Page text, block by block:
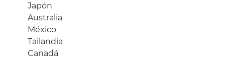
Japón
Australia
México
Tailandia
Canadá